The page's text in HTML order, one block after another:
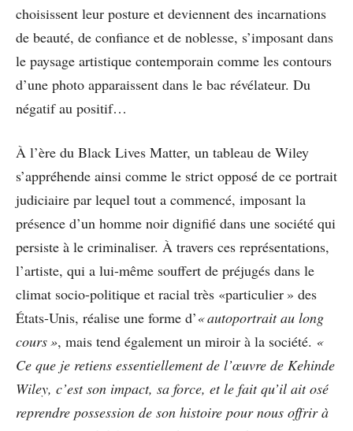
choisissent leur posture et deviennent des incarnations
de beauté, de confiance et de noblesse, s’imposant dans
le paysage artistique contemporain comme les contours
d’une photo apparaissent dans le bac révélateur. Du
négatif au positif…
À l’ère du Black Lives Matter, un tableau de Wiley
s’appréhende ainsi comme le strict opposé de ce portrait
judiciaire par lequel tout a commencé, imposant la
présence d’un homme noir dignifié dans une société qui
persiste à le criminaliser. À travers ces représentations,
l’artiste, qui a lui-même souffert de préjugés dans le
climat socio-politique et racial très «particulier » des
États-Unis, réalise une forme d’« autoportrait au long
cours », mais tend également un miroir à la société. «
Ce que je retiens essentiellement de l’œuvre de Kehinde
Wiley, c’est son impact, sa force, et le fait qu’il ait osé
reprendre possession de son histoire pour nous offrir à